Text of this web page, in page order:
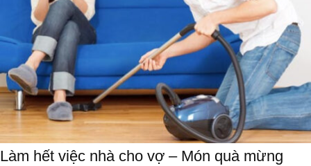
Làm hết việc nhà cho vợ – Món quà mừng